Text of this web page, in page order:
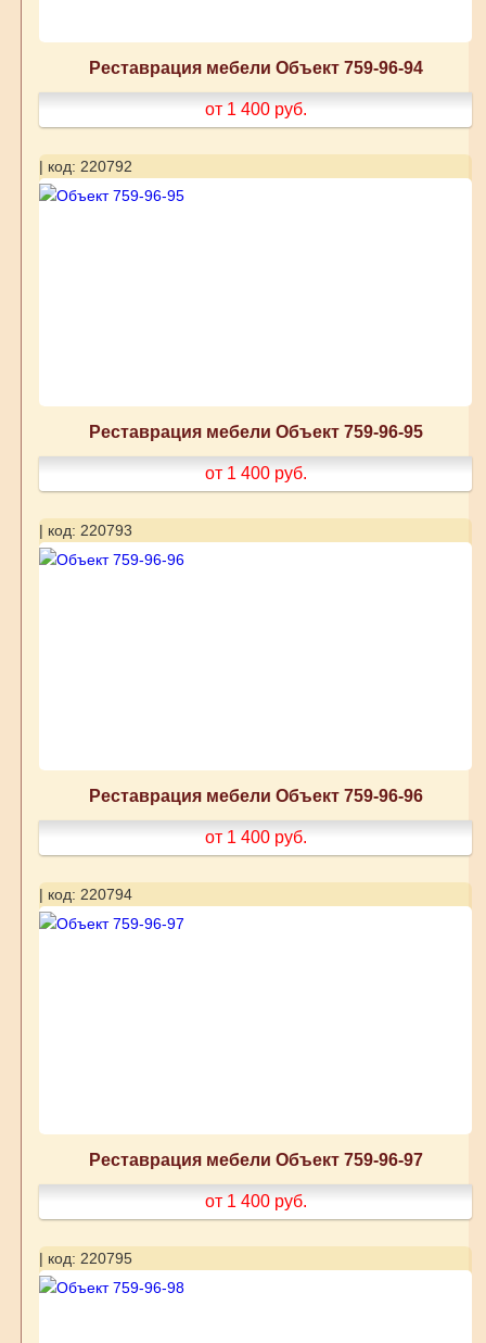
Реставрация мебели Объект 759-96-94
от 1 400 руб.
| код: 220792
Реставрация мебели Объект 759-96-95
от 1 400 руб.
| код: 220793
Реставрация мебели Объект 759-96-96
от 1 400 руб.
| код: 220794
Реставрация мебели Объект 759-96-97
от 1 400 руб.
| код: 220795